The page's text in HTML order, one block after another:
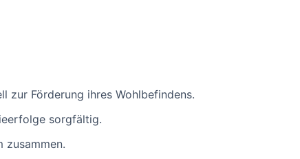
zur Förderung ihres Wohlbefindens.
sorgfältig.
zusammen.